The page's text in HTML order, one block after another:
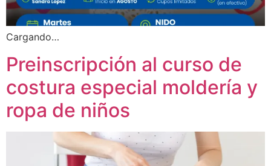
Cargando…
Preinscripción al curso de
costura especial moldería y
ropa de niños